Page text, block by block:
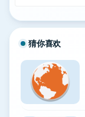
猜你喜欢